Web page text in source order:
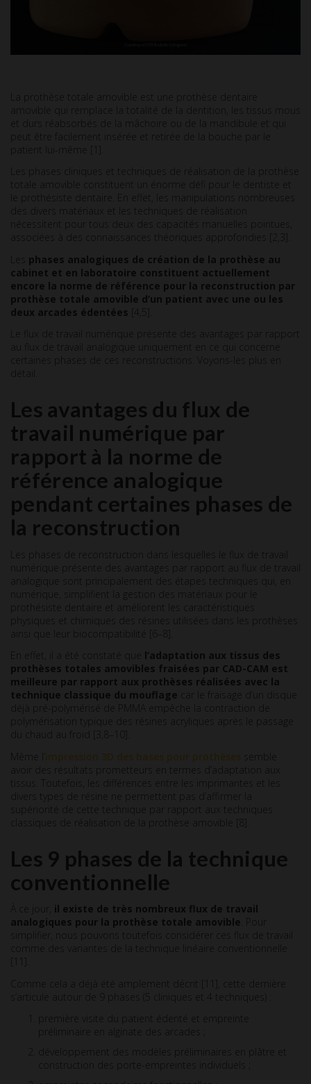
La prothèse totale amovible est une prothèse dentaire
amovible qui remplace la totalité de la dentition, les tissus mous
et durs réabsorbés de la mâchoire ou de la mandibule et qui
peut être facilement insérée et retirée de la bouche par le
patient lui-même [1].
Les phases cliniques et techniques de réalisation de la prothèse
totale amovible constituent un énorme défi pour le dentiste et
le prothésiste dentaire. En effet, les manipulations nombreuses
des divers matériaux et les techniques de réalisation
nécessitent pour tous deux des capacités manuelles pointues,
associées à des connaissances théoriques approfondies [2,3].
phases analogiques de création de la prothèse au
cabinet et en laboratoire constituent actuellement
encore la norme de référence pour la reconstruction par
prothèse totale amovible d’un patient avec une ou les
deux arcades édentées [4,5].
Le flux de travail numérique présente des avantages par rapport
au flux de travail analogique uniquement en ce qui concerne
certaines phases de ces reconstructions. Voyons-les plus en
détail.
Les avantages du flux de
travail numérique par
rapport à la norme de
référence analogique
pendant certaines phases de
la reconstruction
Les phases de reconstruction dans lesquelles le flux de travail
numérique présente des avantages par rapport au flux de travail
analogique sont principalement des étapes techniques qui, en
numérique, simplifient la gestion des matériaux pour le
prothésiste dentaire et améliorent les caractéristiques
physiques et chimiques des résines utilisées dans les prothèses
ainsi que leur biocompatibilité [6–8].
En effet, il a été constaté que l’adaptation aux tissus des
prothèses totales amovibles fraisées par CAD-CAM est
meilleure par rapport aux prothèses réalisées avec la
technique classique du mouflage car le fraisage d’un disque
déjà pré-polymérisé de PMMA empêche la contraction de
polymérisation typique des résines acryliques après le passage
du chaud au froid [3,8–10].
impression 3D des bases pour prothèses
avoir des résultats prometteurs en termes d’adaptation aux
tissus. Toutefois, les différences entre les imprimantes et les
divers types de résine ne permettent pas d’affirmer la
supériorité de cette technique par rapport aux techniques
classiques de réalisation de la prothèse amovible [8].
Les 9 phases de la technique
conventionnelle
il existe de très nombreux flux de travail
analogiques pour la prothèse totale amovible
simplifier, nous pouvons toutefois considérer ces flux de travail
comme des variantes de la technique linéaire conventionnelle
Comme cela a déjà été amplement décrit [11], cette dernière
s’articule autour de 9 phases (5 cliniques et 4 techniques) :
première visite du patient édenté et empreinte
préliminaire en alginate des arcades ;
développement des modèles préliminaires en plâtre et
construction des porte-empreintes individuels ;